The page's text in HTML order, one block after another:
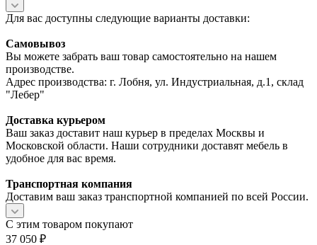
Для вас доступны следующие варианты доставки:
Самовывоз
Вы можете забрать ваш товар самостоятельно на нашем
производстве.
Адрес производства: г. Лобня, ул. Индустриальная, д.1, склад
"Лебер"
Доставка курьером
Ваш заказ доставит наш курьер в пределах Москвы и
Московской области. Наши сотрудники доставят мебель в
удобное для вас время.
Транспортная компания
Доставим ваш заказ транспортной компанией по всей России.
С этим товаром покупают
37 050 ₽